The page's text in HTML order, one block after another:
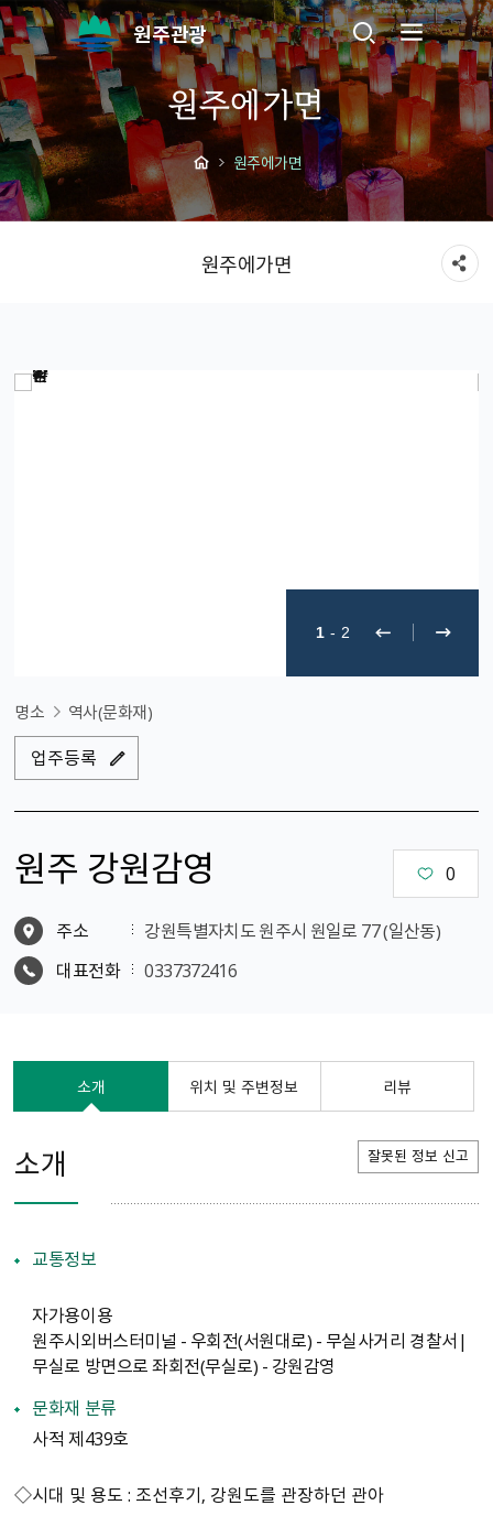
원주관광
원주에가면
원주에가면
원주에가면
1 - 2
명소 역사(문화재)
업주등록
원주 강원감영 0
주소
강원특별자치도 원주시 원일로 77 （일산동）
대표전화
0337372416
소개 위치 및 주변정보 리뷰
소개 잘못된 정보 신고
교통정보
자가용이용
원주시외버스터미널 - 우회전（서원대로） - 무실사거리 경찰서|
무실로 방면으로 좌회전（무실로） - 강원감영
문화재 분류
사적 제439호
◇시대 및 용도 : 조선후기, 강원도를 관장하던 관아